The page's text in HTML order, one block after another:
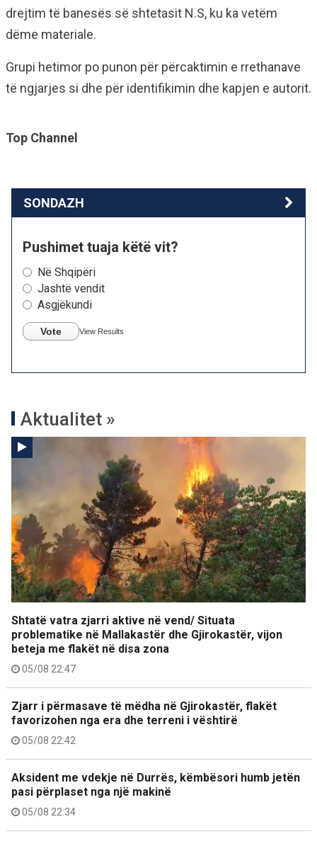
drejtim të banesës së shtetasit N.S, ku ka vetëm
dëme materiale.
Grupi hetimor po punon për përcaktimin e rrethanave
të ngjarjes si dhe për identifikimin dhe kapjen e autorit.
Top Channel
SONDAZH
Pushimet tuaja këtë vit?
Në Shqipëri
Jashtë vendit
Asgjëkundi
Vote View Results
Aktualitet »
Shtatë vatra zjarri aktive në vend/ Situata
problematike në Mallakastër dhe Gjirokastër, vijon
beteja me flakët në disa zona
05/08 22:47
Zjarr i përmasave të mëdha në Gjirokastër, flakët
favorizohen nga era dhe terreni i vështirë
05/08 22:42
Aksident me vdekje në Durrës, këmbësori humb jetën
pasi përplaset nga një makinë
05/08 22:34